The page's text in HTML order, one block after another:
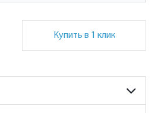
Купить в 1 клик